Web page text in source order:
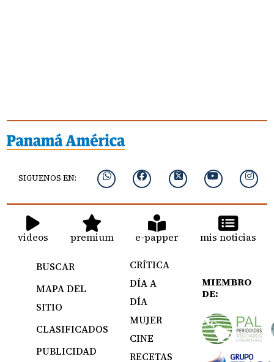
SIGUENOS EN:
videos premium e-papper mis noticias
BUSCAR
MAPA DEL
SITIO
CLASIFICADOS
PUBLICIDAD
CRÍTICA
DÍA A
DÍA
MUJER
CINE
RECETAS
MIEMBRO
DE: